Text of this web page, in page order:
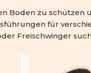
Boden zu schützen
für
Freischwinger